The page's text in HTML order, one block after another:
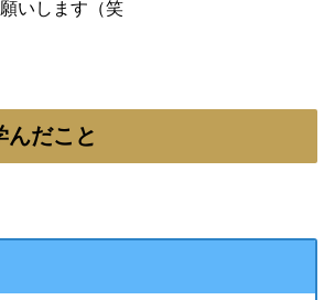
いします（笑
んだこと